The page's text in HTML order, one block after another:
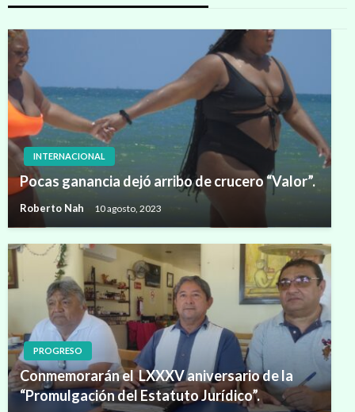
INTERNACIONAL
Pocas ganancia dejó arribo de crucero “Valor”.
Roberto Nah 10 agosto, 2023
PROGRESO
Conmemorarán el LXXXV aniversario de la
“Promulgación del Estatuto Jurídico”.